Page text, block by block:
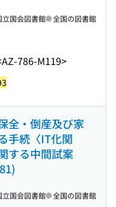
786-M119>
立国会図書館 全国の図書館
全・倒産及び家
手続〈IT化関
する中間試案
立国会図書館 全国の図書館